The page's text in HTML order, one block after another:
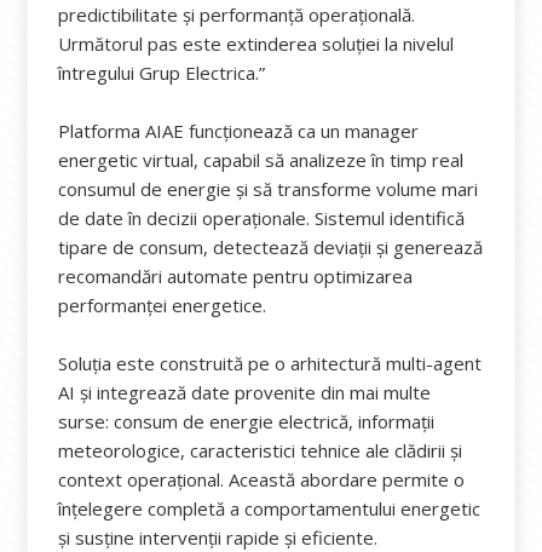
predictibilitate și performanță operațională.
Următorul pas este extinderea soluției la nivelul
întregului Grup Electrica.”
Platforma AIAE funcționează ca un manager
energetic virtual, capabil să analizeze în timp real
consumul de energie și să transforme volume mari
de date în decizii operaționale. Sistemul identifică
tipare de consum, detectează deviații și generează
recomandări automate pentru optimizarea
performanței energetice.
Soluția este construită pe o arhitectură multi-agent
AI și integrează date provenite din mai multe
surse: consum de energie electrică, informații
meteorologice, caracteristici tehnice ale clădirii și
context operațional. Această abordare permite o
înțelegere completă a comportamentului energetic
și susține intervenții rapide și eficiente.